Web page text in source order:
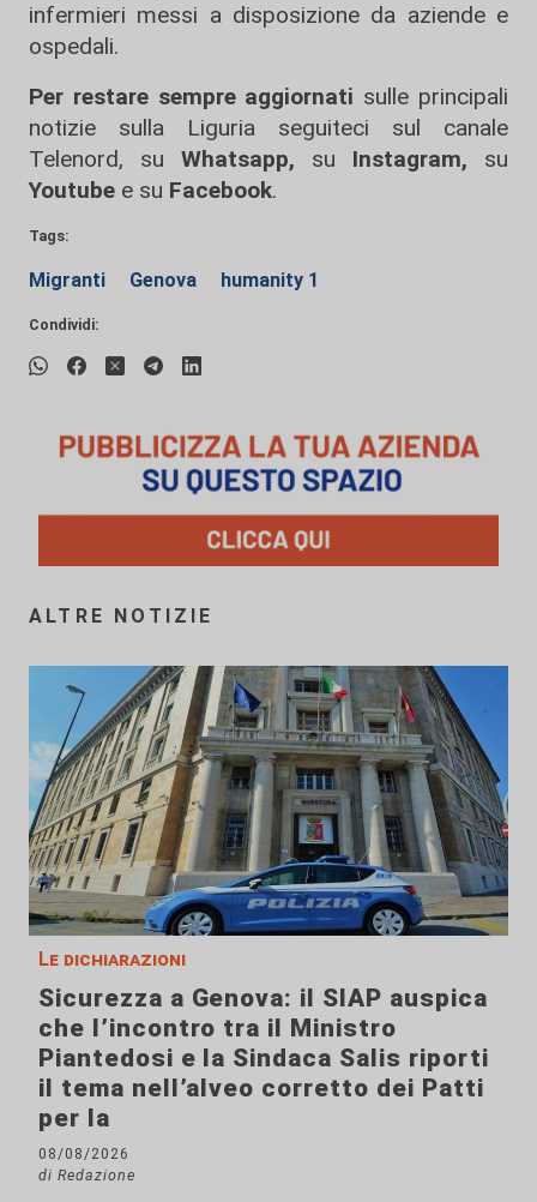
infermieri messi a disposizione da aziende e
ospedali.
Per restare sempre aggiornati sulle principali
notizie sulla Liguria seguiteci sul canale
Telenord, su
Whatsapp, su Instagram, su
Youtube e su Facebook.
Tags:
Migranti Genova humanity 1
Condividi:
ALTRE NOTIZIE
Le dichiarazioni
Sicurezza a Genova: il SIAP auspica
che l’incontro tra il Ministro
Piantedosi e la Sindaca Salis riporti
il tema nell’alveo corretto dei Patti
per la
08/08/2026
di Redazione